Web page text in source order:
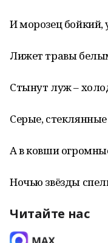
И морозец бойкий,
Лижет травы
Стынут луж –
Серые, стеклянные
А в ковши
Ночью звёзды
Читайте нас